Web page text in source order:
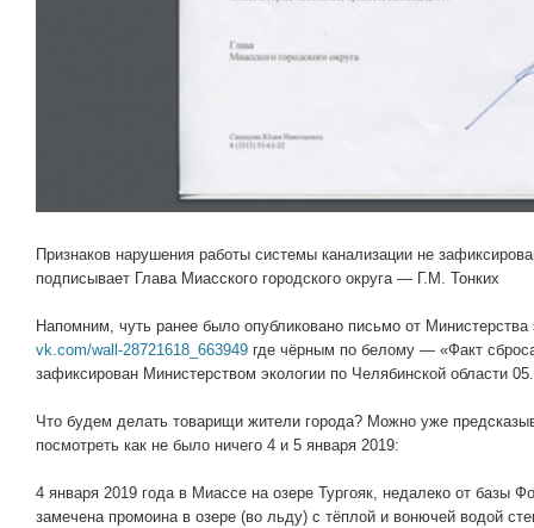
Признаков нарушения работы системы канализации не
подписывает Глава Миасского городского округа — Г.М. Тонких
Напомним, чуть ранее было опубликовано письмо от
vk.com/wall-28721618_663949 где чёрным по белому — «Факт
зафиксирован Министерством экологии по Челябинской области
Что будем делать товарищи жители города? Можно уже
посмотреть как не было ничего 4 и 5 января 2019:
4 января 2019 года в Миассе на озере Тургояк, недалеко от базы
замечена промоина в озере (во льду) с тёплой и вонючей водой